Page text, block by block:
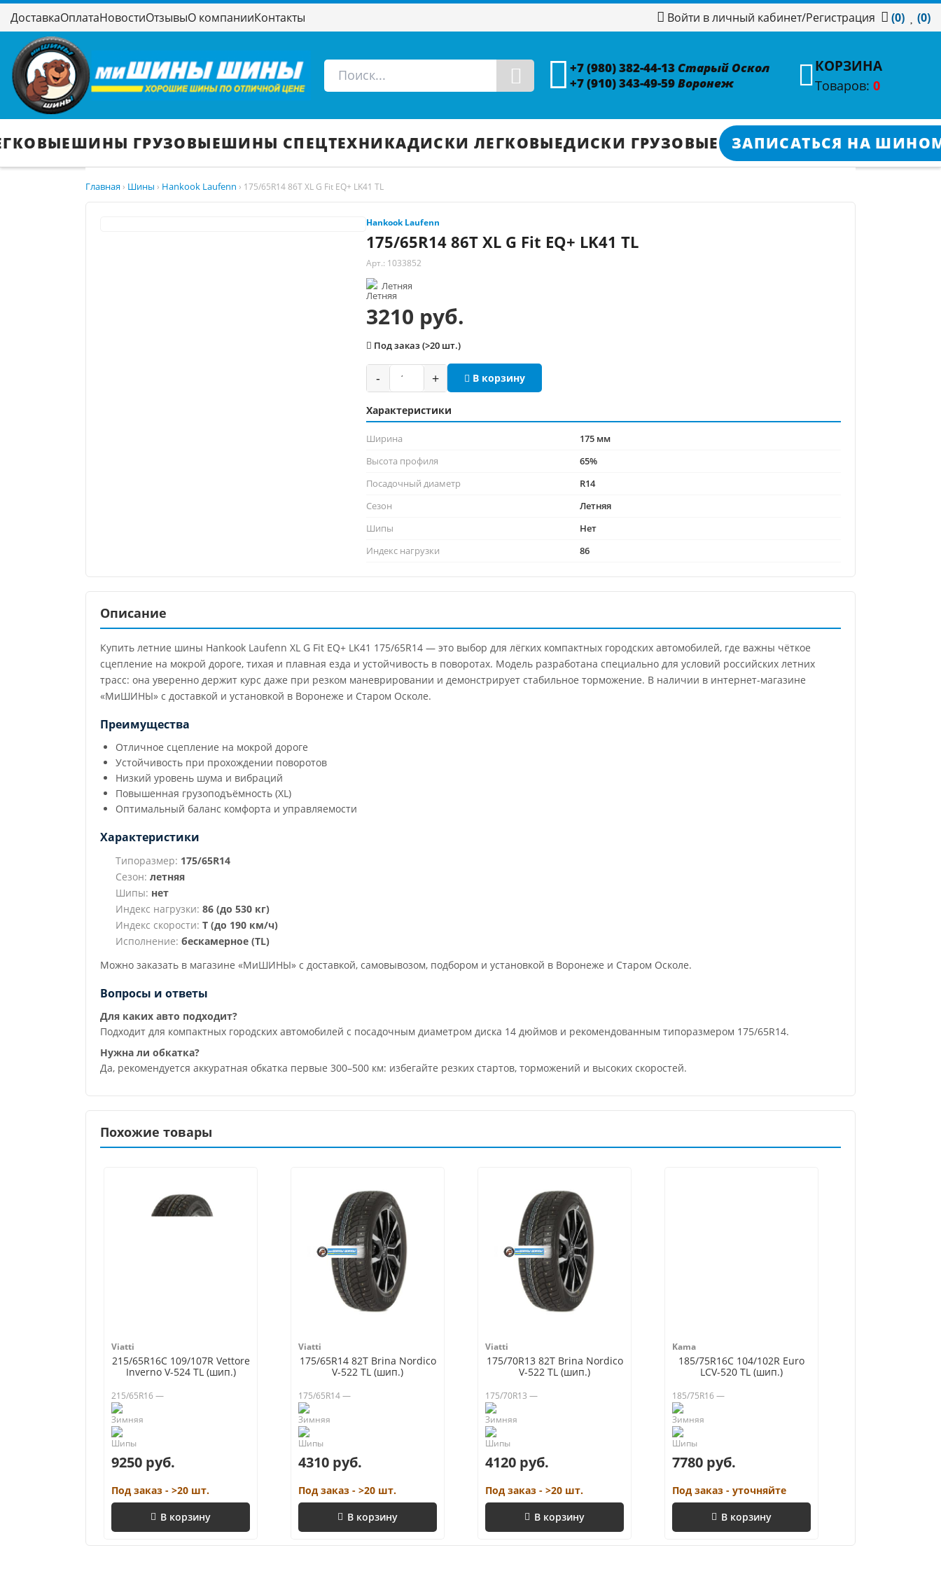
ДоставкаОплатаНовостиОтзывыО компанииКонтакты Войти в личный кабинет/Регистрация (0) (0)
+7 (980) 382-44-13 Старый Оскол
+7 (910) 343-49-59Воронеж
КОРЗИНА
Товаров: 0
ШИНЫ ГРУЗОВЫЕШИНЫ СПЕЦТЕХНИКАДИСКИ ЛЕГКОВЫЕДИСКИ ГРУЗОВЫЕ ЗАПИСАТЬСЯ НА
Главная › Шины › Hankook Laufenn › 175/65R14 86T XL G Fit EQ+ LK41 TL
Hankook Laufenn
175/65R14 86T XL G Fit EQ+ LK41 TL
Арт.: 1033852
Летняя
3210 руб.
Под заказ (>20 шт.)
- + В корзину
Характеристики
Ширина
175 мм
Высота профиля
65%
Посадочный диаметр
R14
Сезон
Летняя
Шипы
Нет
Индекс нагрузки
86
Описание
Купить летние шины Hankook Laufenn XL G Fit EQ+ LK41 175/65R14 — это выбор для лёгких компактных городских автомобилей, где важны чёткое
сцепление на мокрой дороге, тихая и плавная езда и устойчивость в поворотах. Модель разработана специально для условий российских летних
трасс: она уверенно держит курс даже при резком маневрировании и демонстрирует стабильное торможение. В наличии в интернет-магазине
«МиШИНЫ» с доставкой и установкой в Воронеже и Старом Осколе.
Преимущества
Отличное сцепление на мокрой дороге
Устойчивость при прохождении поворотов
Низкий уровень шума и вибраций
Повышенная грузоподъёмность (XL)
Оптимальный баланс комфорта и управляемости
Характеристики
Типоразмер: 175/65R14
Сезон: летняя
Шипы: нет
Индекс нагрузки: 86 (до 530 кг)
Индекс скорости: T (до 190 км/ч)
Исполнение: бескамерное (TL)
Можно заказать в магазине «МиШИНЫ» с доставкой, самовывозом, подбором и установкой в Воронеже и Старом Осколе.
Вопросы и ответы
Для каких авто подходит?
Подходит для компактных городских автомобилей с посадочным диаметром диска 14 дюймов и рекомендованным типоразмером 175/65R14.
Нужна ли обкатка?
Да, рекомендуется аккуратная обкатка первые 300–500 км: избегайте резких стартов, торможений и высоких скоростей.
Похожие товары
Viatti
215/65R16C 109/107R Vettore
Inverno V-524 TL (шип.)
215/65R16 —
9250 руб.
Под заказ - >20 шт.
В корзину
Viatti
175/65R14 82T Brina Nordico
V-522 TL (шип.)
175/65R14 —
4310 руб.
Под заказ - >20 шт.
В корзину
Viatti
175/70R13 82T Brina Nordico
V-522 TL (шип.)
175/70R13 —
4120 руб.
Под заказ - >20 шт.
В корзину
Kama
185/75R16C 104/102R Euro
LCV-520 TL (шип.)
185/75R16 —
7780 руб.
Под заказ - уточняйте
В корзину